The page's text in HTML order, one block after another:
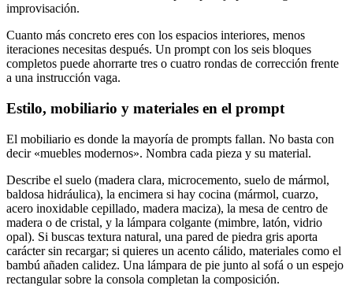
improvisación.
Cuanto más concreto eres con los espacios interiores, menos
iteraciones necesitas después. Un prompt con los seis bloques
completos puede ahorrarte tres o cuatro rondas de corrección frente
a una instrucción vaga.
Estilo, mobiliario y materiales en el prompt
El mobiliario es donde la mayoría de prompts fallan. No basta con
decir «muebles modernos». Nombra cada pieza y su material.
Describe el suelo (madera clara, microcemento, suelo de mármol,
baldosa hidráulica), la encimera si hay cocina (mármol, cuarzo,
acero inoxidable cepillado, madera maciza), la mesa de centro de
madera o de cristal, y la lámpara colgante (mimbre, latón, vidrio
opal). Si buscas textura natural, una pared de piedra gris aporta
carácter sin recargar; si quieres un acento cálido, materiales como el
bambú añaden calidez. Una lámpara de pie junto al sofá o un espejo
rectangular sobre la consola completan la composición.